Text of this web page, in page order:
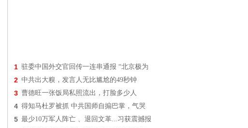
1 驻委中国外交官回传一连串通报 “北京极为
2 中共出大糗，发言人无比尴尬的49秒钟
3 曹德旺一张饭局私照流出，打脸多少人
4 得知马杜罗被抓 中共国师自搧巴掌，气哭
5 最少10万军人阵亡 、退回文革...习获震撼报